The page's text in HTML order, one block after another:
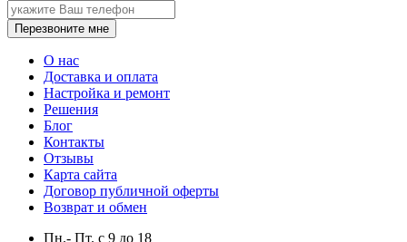
Перезвоните мне
О нас
Доставка и оплата
Настройка и ремонт
Решения
Блог
Контакты
Отзывы
Карта сайта
Договор публичной оферты
Возврат и обмен
Пн.- Пт. с 9 до 18